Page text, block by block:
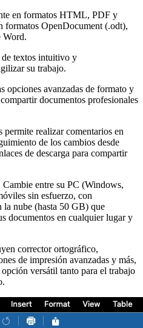
en formatos HTML, PDF y
formatos OpenDocument (.odt),
Word.
de textos intuitivo y
su trabajo.
opciones avanzadas de formato y
documentos profesionales
permite realizar comentarios en
de los cambios desde
de descarga para compartir
Cambie entre su PC (Windows,
sin esfuerzo, con
la nube (hasta 50 GB) que
documentos en cualquier lugar y
corrector ortográfico,
de impresión avanzadas y más,
versátil tanto para el trabajo